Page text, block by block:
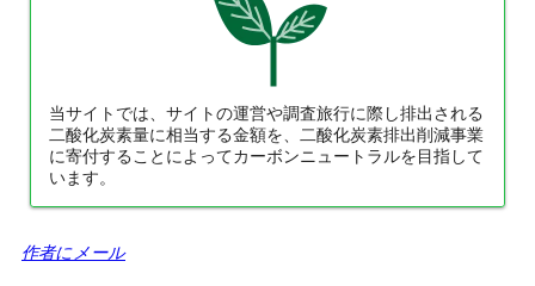
当サイトでは、サイトの運営や調査旅行に際し排出される
二酸化炭素量に相当する金額を、二酸化炭素排出削減事業
に寄付することによってカーボンニュートラルを目指して
います。
作者にメール